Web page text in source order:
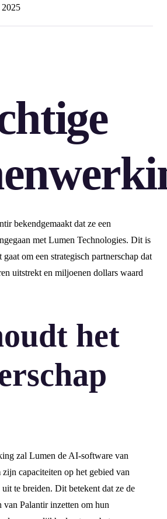
2025
bekendgemaakt dat ze een
met Lumen Technologies. Dit is
gaat om een strategisch partnerschap dat
uitstrekt en miljoenen dollars waard
het
zal Lumen de AI-software van
capaciteiten op het gebied van
te breiden. Dit betekent dat ze de
van Palantir inzetten om hun